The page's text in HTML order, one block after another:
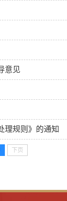
意见
理规则》的通知
下页